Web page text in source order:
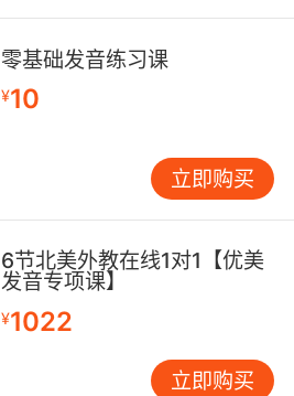
零基础发音练习课
¥10
立即购买
6节北美外教在线1对1【优美
发音专项课】
¥1022
立即购买